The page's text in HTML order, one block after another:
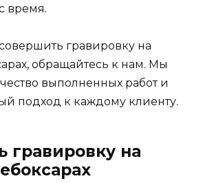
время.
гравировку на
обращайтесь к нам. Мы
выполненных работ и
подход к каждому клиенту.
гравировку на